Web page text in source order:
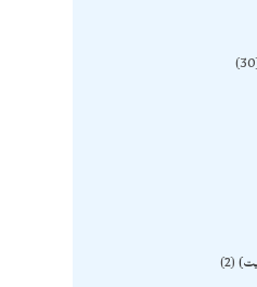
30
2